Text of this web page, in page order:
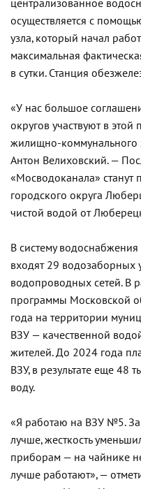
централизованное
осуществляется с
узла, который начал
максимальная
в сутки. Станция
«У нас большое
округов участвуют в
жилищно-коммунального
Антон Велиховский. —
«Мосводоканала» станут
городского округа
чистой водой от
В систему
входят 29 водозаборных
водопроводных сетей. В
программы Московской
года на территории
ВЗУ — качественной
жителей. До 2024 года
ВЗУ, в результате еще 48
воду.
«Я работаю на ВЗУ №5. За
лучше, жесткость
приборам — на чайнике
лучше работают», —